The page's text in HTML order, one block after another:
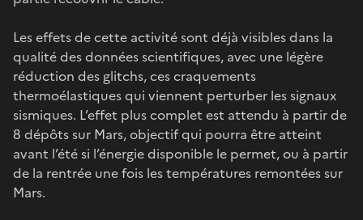
Les effets de cette activité sont déjà visibles dans la
qualité des données scientifiques, avec une légère
réduction des glitchs, ces craquements
thermoélastiques qui viennent perturber les signaux
sismiques. L’effet plus complet est attendu à partir de
8 dépôts sur Mars, objectif qui pourra être atteint
avant l’été si l’énergie disponible le permet, ou à partir
de la rentrée une fois les températures remontées sur
Mars.